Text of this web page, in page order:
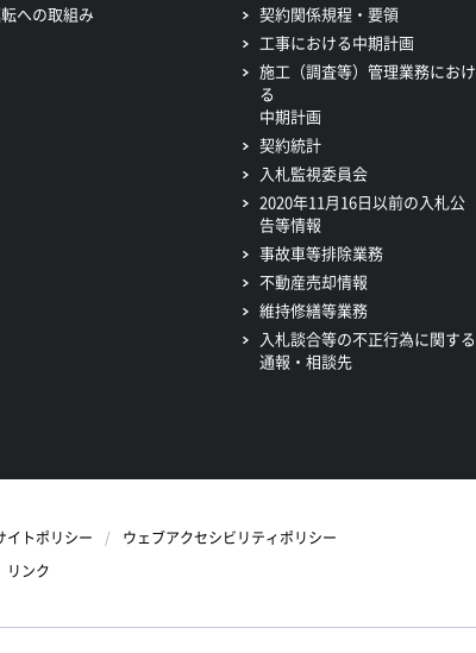
への取組み
契約関係規程・要領
工事における中期計画
施工（調査等）管理業務におけ
る
中期計画
契約統計
入札監視委員会
2020年11月16日以前の入札公
告等情報
事故車等排除業務
不動産売却情報
維持修繕等業務
入札談合等の不正行為に関する
通報・相談先
イトポリシー
ウェブアクセシビリティポリシー
リンク